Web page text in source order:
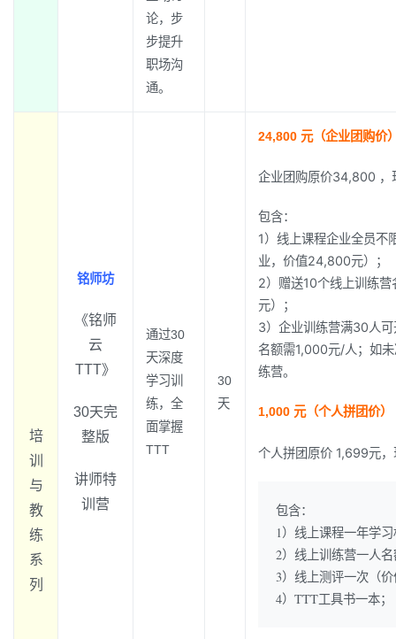
论，步
步提升
职场沟
通。
培
训
与
教
练
系
列
铭师坊
《铭师
云
TTT》
30天完
整版
讲师特
训营
通过30
天深度
学习训
练，全
面掌握
TTT
30
天
24,800 元（企业团购价
企业团购原价34,800
包含：
1）线上课程企业全员不
业，价值24,800元）；
2）赠送10个线上训练
元）；
3）企业训练营满30人
名额需1,000元/人；如
练营。
1,000 元（个人拼团价）
个人拼团原价 1,699元
包含：
1）线上课程一年学
2）线上训练营一人
3）线上测评一次（
4）TTT工具书一本；